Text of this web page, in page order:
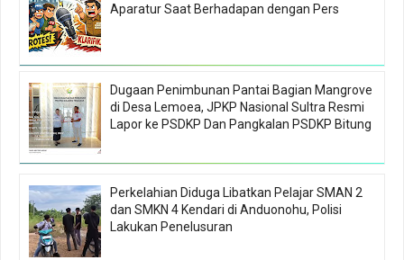
Aparatur Saat Berhadapan dengan Pers
Dugaan Penimbunan Pantai Bagian Mangrove
di Desa Lemoea, JPKP Nasional Sultra Resmi
Lapor ke PSDKP Dan Pangkalan PSDKP Bitung
Perkelahian Diduga Libatkan Pelajar SMAN 2
dan SMKN 4 Kendari di Anduonohu, Polisi
Lakukan Penelusuran